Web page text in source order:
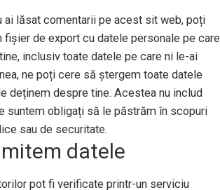
ai lăsat comentarii pe acest sit web, poți
de export cu datele personale pe care
inclusiv toate datele pe care ni le-ai
ne poți cere să ștergem toate datele
deținem despre tine. Acestea nu includ
suntem obligați să le păstrăm în scopuri
sau de securitate.
datele
pot fi verificate printr-un serviciu